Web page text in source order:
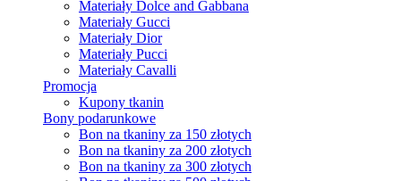
Materiały Dolce and Gabbana
Materiały Gucci
Materiały Dior
Materiały Pucci
Materiały Cavalli
Promocja
Kupony tkanin
Bony podarunkowe
Bon na tkaniny za 150 złotych
Bon na tkaniny za 200 złotych
Bon na tkaniny za 300 złotych